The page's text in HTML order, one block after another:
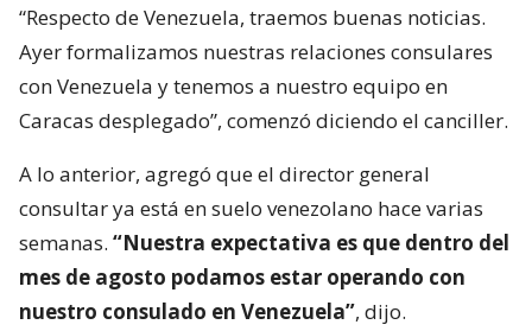
“Respecto de Venezuela, traemos buenas noticias.
Ayer formalizamos nuestras relaciones consulares
con Venezuela y tenemos a nuestro equipo en
Caracas desplegado”, comenzó diciendo el canciller.
A lo anterior, agregó que el director general
consultar ya está en suelo venezolano hace varias
semanas. “Nuestra expectativa es que dentro del
mes de agosto podamos estar operando con
nuestro consulado en Venezuela”, dijo.